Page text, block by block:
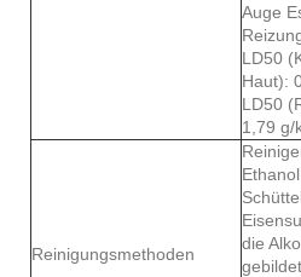
Auge
LD50
Haut):
LD50
1,79 g/
Reinigungsmethoden
die